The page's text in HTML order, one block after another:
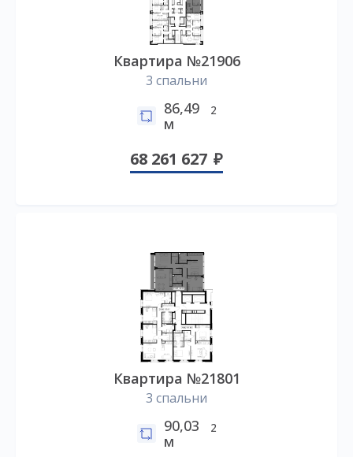
Квартира №21906
3 спальни
86,49
м
2
68 261 627
Квартира №21801
3 спальни
90,03
м
2